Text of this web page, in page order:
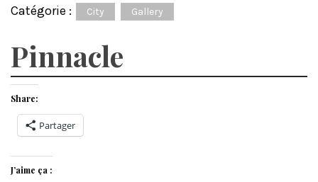
Catégorie : City Gallery
Pinnacle
Share:
Partager
J’aime ça :